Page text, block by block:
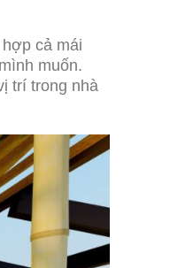
cả mái
muốn.
trí trong nhà